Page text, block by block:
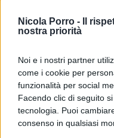
Nicola Porro -
Il
nostra priorità
Noi e i nostri partner
come i cookie per
funzionalità per social
Facendo clic di seguito
tecnologia. Puoi
consenso in qualsiasi
corruzione si
Stato.
Non è detto, poi,
sempre efficaci. Ad
per la vigilanza
a Venezia
lavori delle